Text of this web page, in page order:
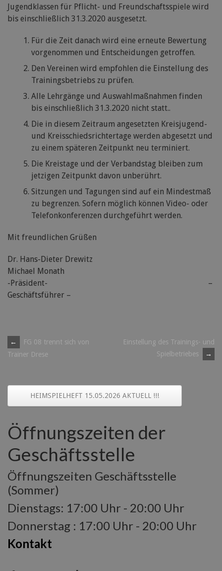
Jugendklassen für Pflicht- und Freundschaftsspiele wird
bis einschließlich 31.3.2020 ausgesetzt.
Für die Zeit danach wird eine erneute Bewertung
vorgenommen und Entscheidungen getroffen.
Den Vereinen wird empfohlen die Einstellung des
Trainingsbetriebs zu prüfen.
Alle Lehrgänge und Auswahlmaßnahmen finden
bis einschließlich 31.3.2020 nicht statt..
Die in diesem Zeitraum angesetzten Kreisjugend-
und Kreisschiedsrichtertage werden abgesetzt und
zu einem späteren Zeitpunkt neu terminiert.
Die Kreistage und der Verbandstag bleiben zum
jetzigen Zeitpunkt davon unberührt.
Sitzungen und Tagungen sind auf ein Mindestmaß
zu begrenzen. Sofern möglich können Video- oder
Telefonkonferenzen durchgeführt werden.
Mit freundlichen Grüßen
Dr. Hans-Dieter Drewitz
Michael Monath
-Präsident- –
Geschäftsführer –
Post
←
FG 08 trennt sich von
Trainer Drese
Einstellung des Trainings- und
Spielbetriebes
→
HEIMSPIELHEFT 15.05.2026 AKTUELL !!!
Öffnungszeiten der
Geschäftsstelle
Öffnungszeiten Geschäftsstelle
(Sommer)
Dienstags: 17:00 Uhr - 20:00 Uhr
Donnerstag : 17:00 Uhr - 20:00 Uhr
Kontakt